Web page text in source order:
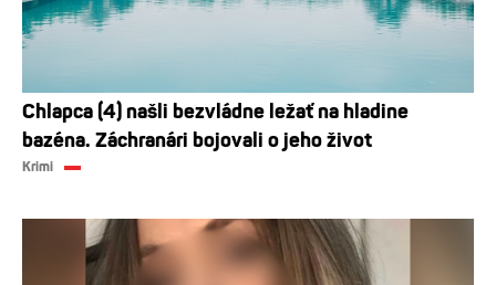
Chlapca (4) našli bezvládne ležať na hladine
bazéna. Záchranári bojovali o jeho život
Krimi